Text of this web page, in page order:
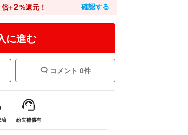
倍+2%還元！ 確認する
に進む
コメント 0件
済 紛失補償有